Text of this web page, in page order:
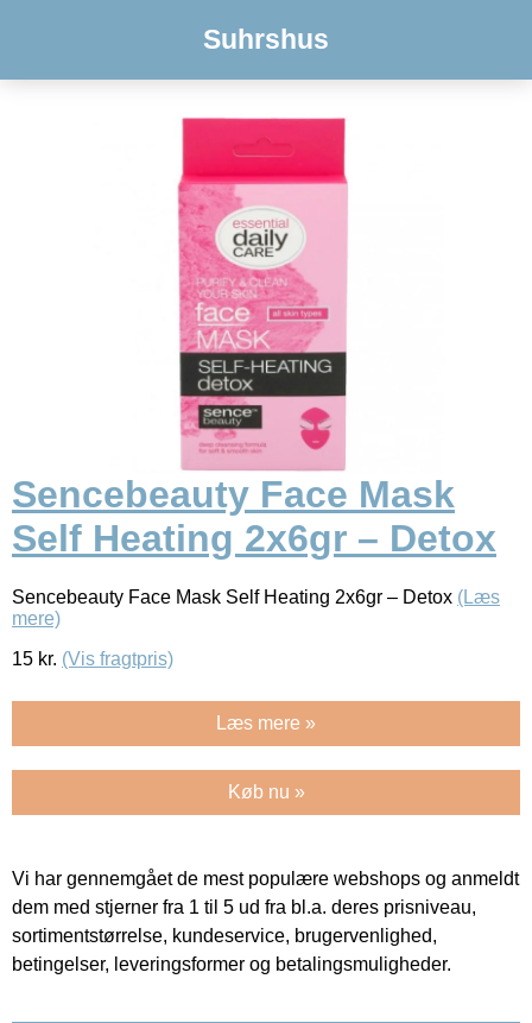
Suhrshus
Sencebeauty Face Mask
Self Heating 2x6gr – Detox
Sencebeauty Face Mask Self Heating 2x6gr – Detox (Læs
mere)
15 kr. (Vis fragtpris)
Læs mere »
Køb nu »
Vi har gennemgået de mest populære webshops og anmeldt
dem med stjerner fra 1 til 5 ud fra bl.a. deres prisniveau,
sortimentstørrelse, kundeservice, brugervenlighed,
betingelser, leveringsformer og betalingsmuligheder.